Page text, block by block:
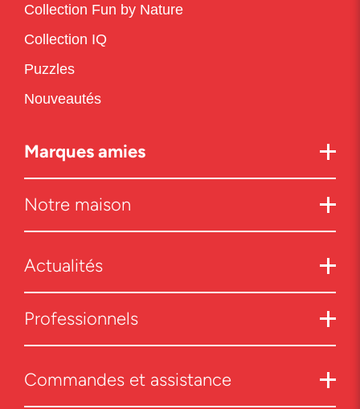
Collection Fun by Nature
Collection IQ
Puzzles
Nouveautés
Marques amies
Notre maison
Actualités
Professionnels
Commandes et assistance